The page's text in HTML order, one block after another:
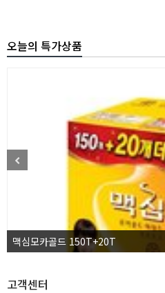
오늘의 특가상품
맥심모카골드 150T+20T
고객센터